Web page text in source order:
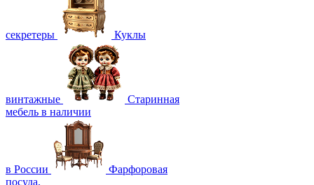
секретеры Куклы
винтажные
Старинная
мебель в наличии
в России
Фарфоровая
посуда,